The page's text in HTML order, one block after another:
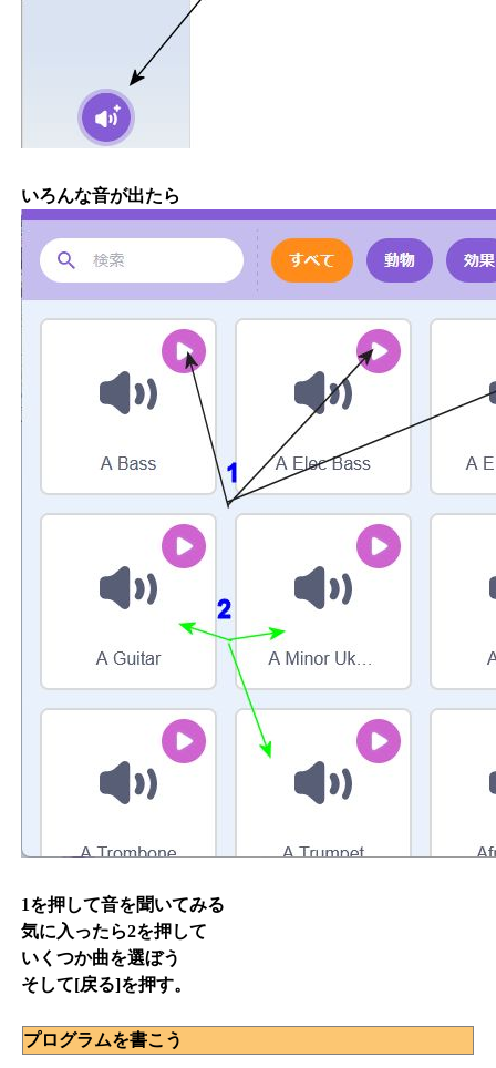
いろんな音が出たら
1を押して音を聞いてみる
気に入ったら2を押して
いくつか曲を選ぼう
そして[戻る]を押す。
プログラムを書こう